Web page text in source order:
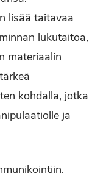
lisää taitavaa
lukutaitoa,
materiaalin
kohdalla, jotka
ja